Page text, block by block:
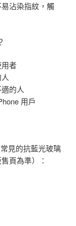
沾染指紋，觸
者
的人
用戶
見的抗藍光玻璃
頁為準）：